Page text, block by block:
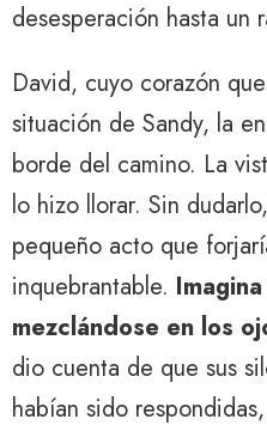
desesperación hasta un
David, cuyo corazón
situación de Sandy, la
borde del camino. La
lo hizo llorar. Sin
pequeño acto que
inquebrantable.
mezclándose en los
dio cuenta de que sus
habían sido